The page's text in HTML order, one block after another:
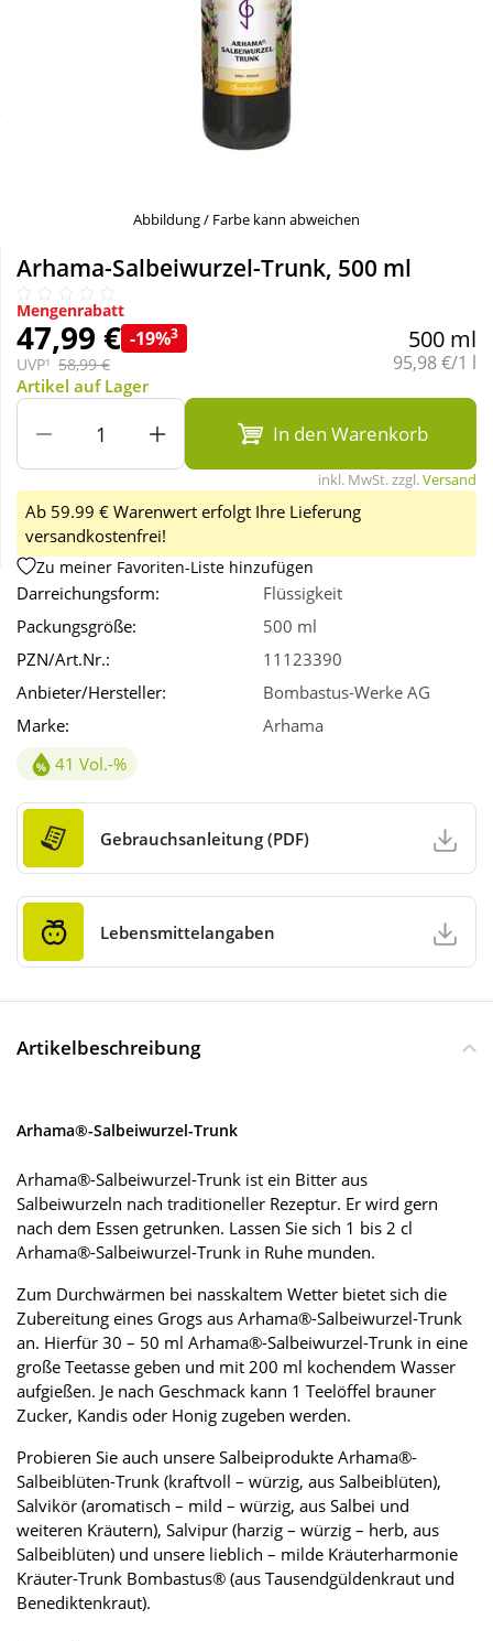
Täglich gut versorgt
Körperpflege & Kosmetik
Nahrungsergänzung
Natur & Homöopathie
Sanitätshaus
Wellness
Abbildung / Farbe kann abweichen
Arhama-Salbeiwurzel-Trunk, 500 ml
Mengenrabatt
47,99 € -19%3
UVP¹ 58,99 €
500 ml
Grundpreis:
95,98 €/1 l
Artikel auf Lager
In den Warenkorb
inkl. MwSt. zzgl.Versand
Ab 59.99 € Warenwert erfolgt Ihre Lieferung
versandkostenfrei!
Zu meiner Favoriten-Liste hinzufügen
Darreichungsform:
Flüssigkeit
Packungsgröße:
500 ml
PZN/Art.Nr.:
11123390
Anbieter/Hersteller:
Bombastus-Werke AG
Marke:
Arhama
41 Vol.-%
Alkoholgehalt 41Vol.-%
Gebrauchsanleitung (PDF)
Lebensmittelangaben
Artikelbeschreibung
Arhama®-Salbeiwurzel-Trunk
Arhama®-Salbeiwurzel-Trunk ist ein Bitter aus
Salbeiwurzeln nach traditioneller Rezeptur. Er wird gern
nach dem Essen getrunken. Lassen Sie sich 1 bis 2 cl
Arhama®-Salbeiwurzel-Trunk in Ruhe munden.
Zum Durchwärmen bei nasskaltem Wetter bietet sich die
Zubereitung eines Grogs aus Arhama®-Salbeiwurzel-Trunk
an. Hierfür 30 – 50 ml Arhama®-Salbeiwurzel-Trunk in eine
große Teetasse geben und mit 200 ml kochendem Wasser
aufgießen. Je nach Geschmack kann 1 Teelöffel brauner
Zucker, Kandis oder Honig zugeben werden.
Probieren Sie auch unsere Salbeiprodukte Arhama®-
Salbeiblüten-Trunk (kraftvoll – würzig, aus Salbeiblüten),
Salvikör (aromatisch – mild – würzig, aus Salbei und
weiteren Kräutern), Salvipur (harzig – würzig – herb, aus
Salbeiblüten) und unsere lieblich – milde Kräuterharmonie
Kräuter-Trunk Bombastus® (aus Tausendgüldenkraut und
Benediktenkraut).